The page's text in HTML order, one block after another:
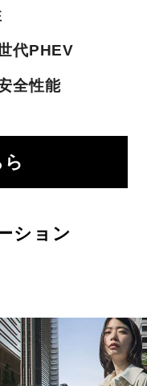
代PHEV
全性能
ション